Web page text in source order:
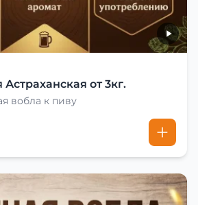
от 3кг.
вобла к пиву